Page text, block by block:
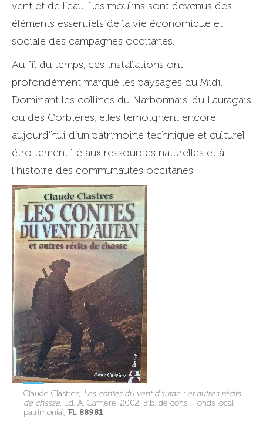
vent et de l’eau. Les moulins sont devenus des
éléments essentiels de la vie économique et
sociale des campagnes occitanes.
Au fil du temps, ces installations ont
profondément marqué les paysages du Midi.
Dominant les collines du Narbonnais, du Lauragais
ou des Corbières, elles témoignent encore
aujourd’hui d’un patrimoine technique et culturel
étroitement lié aux ressources naturelles et à
l’histoire des communautés occitanes.
Claude Clastres,
Les contes du vent d’autan : et autres récits
de chasse , Ed. A. Carrière, 2002, Bib. de cons., Fonds local
patrimonial, FL 88981